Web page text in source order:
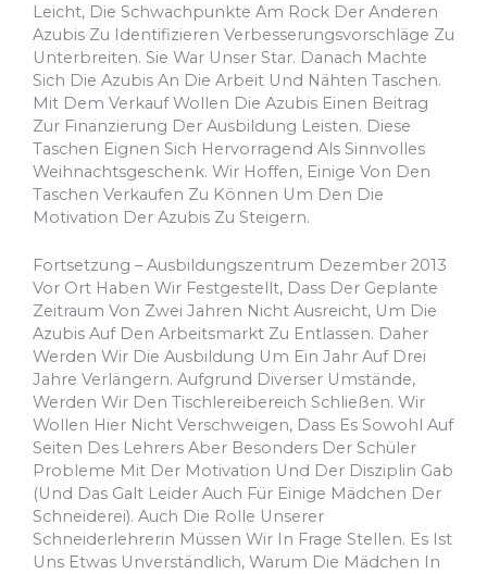
Leicht, Die Schwachpunkte Am Rock Der Anderen
Azubis Zu Identifizieren Verbesserungsvorschläge Zu
Unterbreiten. Sie War Unser Star. Danach Machte
Sich Die Azubis An Die Arbeit Und Nähten Taschen.
Mit Dem Verkauf Wollen Die Azubis Einen Beitrag
Zur Finanzierung Der Ausbildung Leisten. Diese
Taschen Eignen Sich Hervorragend Als Sinnvolles
Weihnachtsgeschenk. Wir Hoffen, Einige Von Den
Taschen Verkaufen Zu Können Um Den Die
Motivation Der Azubis Zu Steigern.
Fortsetzung – Ausbildungszentrum Dezember 2013
Vor Ort Haben Wir Festgestellt, Dass Der Geplante
Zeitraum Von Zwei Jahren Nicht Ausreicht, Um Die
Azubis Auf Den Arbeitsmarkt Zu Entlassen. Daher
Werden Wir Die Ausbildung Um Ein Jahr Auf Drei
Jahre Verlängern. Aufgrund Diverser Umstände,
Werden Wir Den Tischlereibereich Schließen. Wir
Wollen Hier Nicht Verschweigen, Dass Es Sowohl Auf
Seiten Des Lehrers Aber Besonders Der Schüler
Probleme Mit Der Motivation Und Der Disziplin Gab
(und Das Galt Leider Auch Für Einige Mädchen Der
Schneiderei). Auch Die Rolle Unserer
Schneiderlehrerin Müssen Wir In Frage Stellen. Es Ist
Uns Etwas Unverständlich, Warum Die Mädchen In